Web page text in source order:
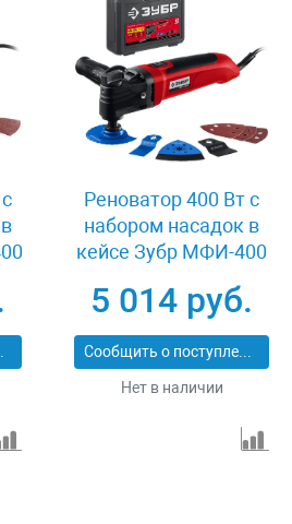
Реноватор 400 Вт с
набором насадок в
кейсе Зубр МФИ-400
5 014 руб.
Сообщить о поступлении
Нет в наличии